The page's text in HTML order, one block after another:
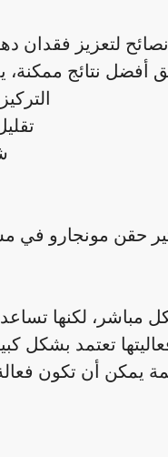
نصائح لتعزيز فقدان
لكنها
تعتمد بشكل
يمكن أن تكون